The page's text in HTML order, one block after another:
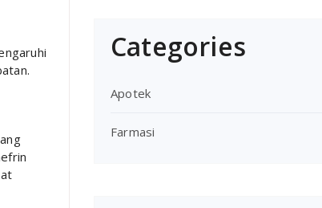
Categories
Apotek
Farmasi